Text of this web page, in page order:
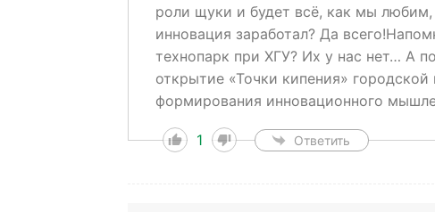
роли щуки и будет всё, как мы
инновация заработал? Да
технопарк при ХГУ? Их у нас нет… А
открытие «Точки кипения»
формирования инновационного
1 Ответить